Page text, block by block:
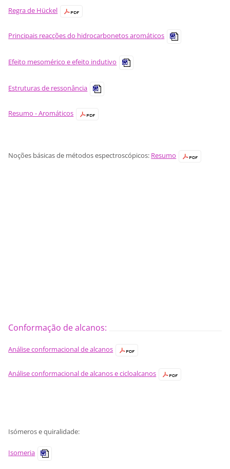
Regra de Hückel
Principais reacções do hidrocarbonetos aromáticos
Efeito mesomérico e efeito indutivo
Estruturas de ressonância
Resumo - Aromáticos
Noções básicas de métodos espectroscópicos: Resumo
Conformação de alcanos:
Análise conformacional de alcanos
Análise conformacional de alcanos e cicloalcanos
Isómeros e quiralidade:
Isomeria